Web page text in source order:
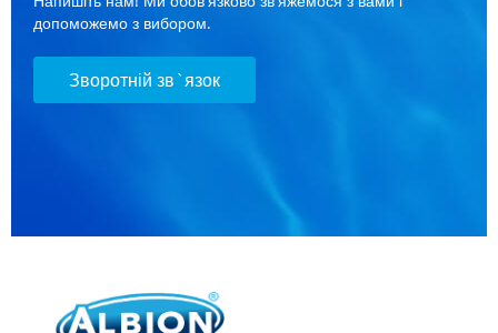
допоможемо з вибором.
Зворотній зв`язок